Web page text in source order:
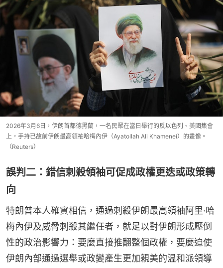
2026年3月6日，伊朗首都德黑蘭，一名民眾在當日舉行的反以色列、美國集會
上，手持已故前伊朗最高領袖哈梅內伊（Ayatollah Ali Khamenei）的畫像。
（Reuters）
誤判二：錯信刺殺領袖可促成政權更迭或政策轉
向
特朗普本人確實相信，通過刺殺伊朗最高領袖阿里·哈
梅內伊及威脅刺殺其繼任者，就足以對伊朗形成壓倒
性的政治影響力：要麼直接推翻整個政權，要麼迫使
伊朗內部通過選舉或政變產生更加親美的温和派領導